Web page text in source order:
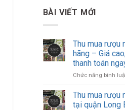
BÀI VIẾT MỚI
Thu mua rượu
hãng – Giá
thanh toán
Chức năng bình
Thu mua rượu
tại quận Long